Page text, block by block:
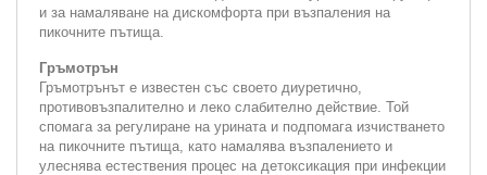
и за намаляване на дискомфорта при възпаления на
пикочните пътища.
Гръмотрън
Гръмотрънът е известен със своето диуретично,
противовъзпалително и леко слабително действие. Той
спомага за регулиране на урината и подпомага изчистването
на пикочните пътища, като намалява възпалението и
улеснява естествения процес на детоксикация при инфекции